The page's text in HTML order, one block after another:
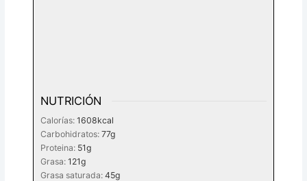
NUTRICIÓN
Calorías:1608kcal
Carbohidratos:77g
Proteina: 51g
Grasa:121g
Grasa saturada:45g